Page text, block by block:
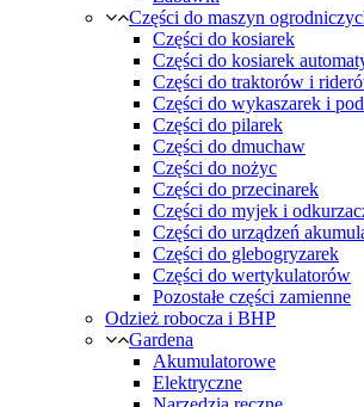
Części do maszyn
Części do kosiarek
Części do kosiarek
Części do traktorów i
Części do wykaszarek i
Części do pilarek
Części do dmuchaw
Części do nożyc
Części do przecinarek
Części do myjek i
Części do urządzeń
Części do glebogryzarek
Części do wertykulatorów
Pozostałe części zamienne
Odzież robocza i BHP
Gardena
Akumulatorowe
Elektryczne